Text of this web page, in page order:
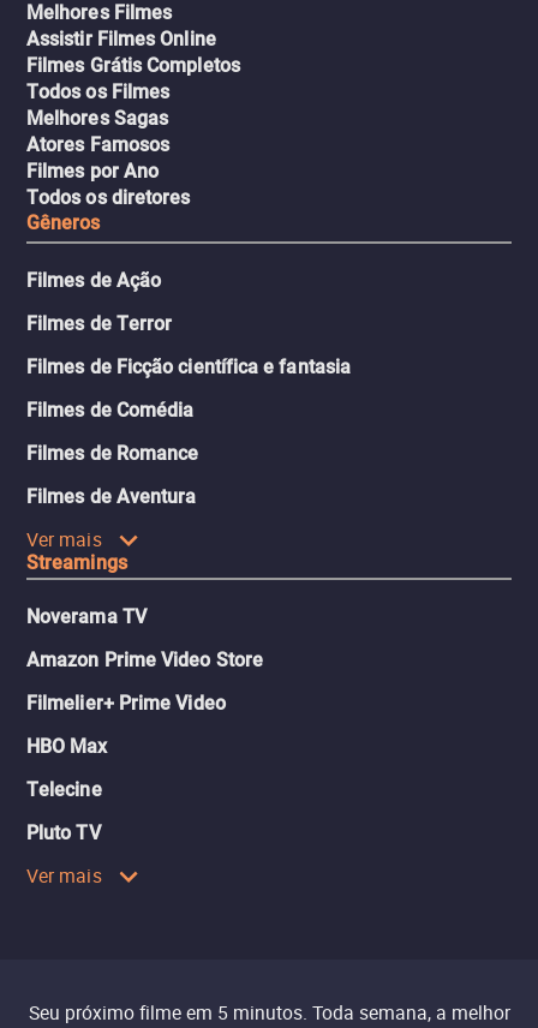
Melhores Filmes
Assistir Filmes Online
Filmes Grátis Completos
Todos os Filmes
Melhores Sagas
Atores Famosos
Filmes por Ano
Todos os diretores
Gêneros
Filmes de Ação
Filmes de Terror
Filmes de Ficção científica e fantasia
Filmes de Comédia
Filmes de Romance
Filmes de Aventura
Ver mais
Streamings
Noverama TV
Amazon Prime Video Store
Filmelier+ Prime Video
HBO Max
Telecine
Pluto TV
Ver mais
Seu próximo filme em 5 minutos. Toda semana, a melhor